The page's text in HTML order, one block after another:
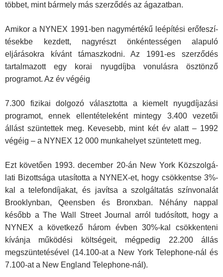
többet, mint bármely más szerződés az ágazatban.
Amikor a NYNEX 1991-ben nagymértékű leépítési erőfeszí­
tésekbe kezdett, nagyrészt önkéntességen alapuló
eljárásokra kívánt támaszkodni. Az 1991-es szerződés
tartalmazott egy korai nyugdíjba vonulásra ösztönző
programot. Az év végéig
7.300 fizikai dolgozó választotta a kiemelt nyugdíjazási
prog­ramot, ennek ellentételeként mintegy 3.400 vezetői
állást szün­tettek meg. Kevesebb, mint két év alatt – 1992
végéig – a NYNEX 12 000 munkahelyet szüntetett meg.
Ezt követően 1993. december 20-án New York Közszolgá­
lati Bizottsága utasította a NYNEX-et, hogy csökkentse 3%-
kal a telefondíjakat, és javítsa a szolgáltatás színvonalát
Brooklynban, Qeensben és Bronxban. Néhány nappal
később a The Wall Street Journal arról tudósított, hogy a
NYNEX a követ­kező három évben 30%-kal csökkenteni
kívánja működési költségeit, mégpedig 22.200 állás
megszüntetésével (14.100-at a New York Telephone-nál és
7.100-at a New England Telephone-nál).